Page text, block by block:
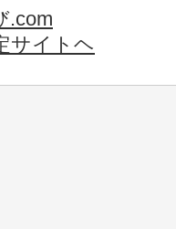
.com
サイトヘ